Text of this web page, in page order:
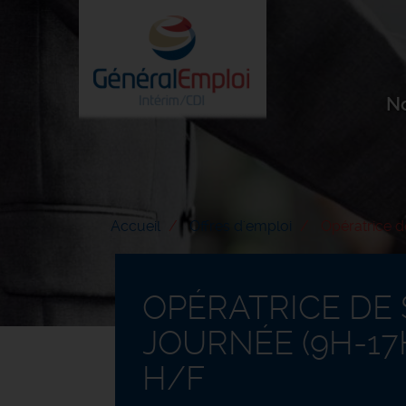
Accueil Offres d'emploi Opératrice
OPÉRATRICE DE
JOURNÉE (9H-
H/F